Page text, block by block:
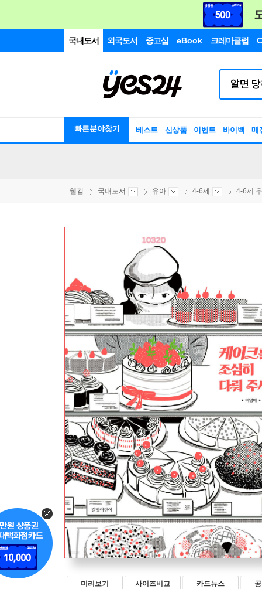
국내도서 외국도서 중고샵 eBook 크레마클럽
빠른분야찾기 베스트 신상품 이벤트 바이백 매
웰컴 국내도서 유아 4-6세 4-6세
미리보기 사이즈비교 카드뉴스